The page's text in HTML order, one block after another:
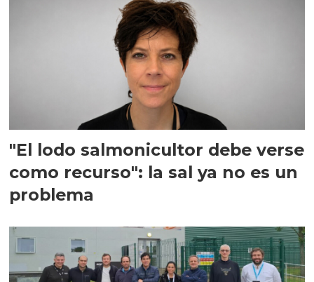
"El lodo salmonicultor debe verse
como recurso": la sal ya no es un
problema